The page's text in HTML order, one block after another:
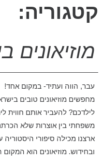
קטגוריה:
מוזיאונים
עבר, הווה ועתיד- במקום אחד!
מחפשים מוזיאונים טובים
לילדכם? להעביר אותם חווית
משפחתי בין אוצרות שלא
ארצנו מכילה סיפורי
ובחידוש. מוזיאונים הוא